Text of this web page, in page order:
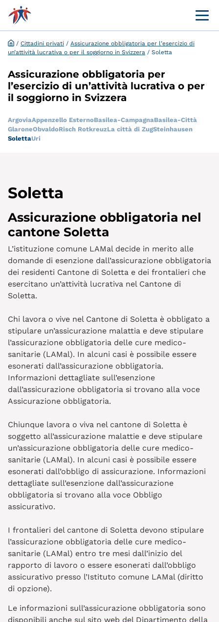
Menü
/ Cittadini privati / Assicurazione obbligatoria per l’esercizio di
un’attività lucrativa o per il soggiorno in Svizzera / Soletta
Assicurazione obbligatoria per
l’esercizio di un’attività lucrativa o per
il soggiorno in Svizzera
ArgoviaAppenzello EsternoBasilea-CampagnaBasilea-Città
GlaroneObvaldoRisch RotkreuzLa città di ZugSteinhausen
SolettaUri
Soletta
Assicurazione obbligatoria nel
cantone Soletta
L’istituzione comune LAMal decide in merito alle
domande di esenzione dall’assicurazione obbligatoria
dei residenti Cantone di Soletta e dei frontalieri che
esercitano un’attività lucrativa nel Cantone di
Soletta.
Chi lavora o vive nel Cantone di Soletta è obbligato a
stipulare un’assicurazione malattia e deve stipulare
l’assicurazione obbligatoria delle cure medico-
sanitarie (LAMal). In alcuni casi è possibile essere
esonerati dall’assicurazione obbligatoria.
Informazioni dettagliate sull’esenzione
dall’assicurazione obbligatoria si trovano alla voce
Assicurazione obbligatoria.
Chiunque lavora o viva nel cantone di Soletta è
soggetto all’assicurazione malattie e deve stipulare
un’assicurazione obbligatoria delle cure medico-
sanitarie (LAMal). In alcuni casi è possibile essere
esonerati dall’obbligo di assicurazione. Informazioni
dettagliate sull’esenzione dall’assicurazione
obbligatoria si trovano alla voce Obbligo
assicurativo.
I frontalieri del cantone di Soletta devono stipulare
l’assicurazione obbligatoria delle cure medico-
sanitarie (LAMal) entro tre mesi dall’inizio del
rapporto di lavoro o essere esonerati dall’obbligo
assicurativo presso l’Istituto comune LAMal (diritto
di opzione).
Le informazioni sull’assicurazione obbligatoria sono
disponibili anche sul sito web del Dipartimento della